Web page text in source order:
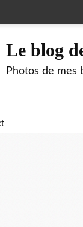
Le blog
Photos de mes